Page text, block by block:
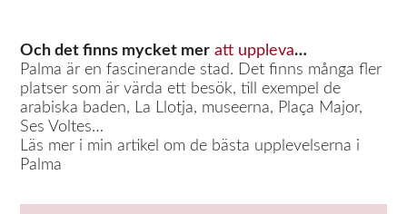
Och det finns mycket mer att uppleva…
Palma är en fascinerande stad. Det finns många fler
platser som är värda ett besök, till exempel de
arabiska baden, La Llotja, museerna, Plaça Major,
Ses Voltes…
Läs mer i min artikel om de bästa upplevelserna i
Palma